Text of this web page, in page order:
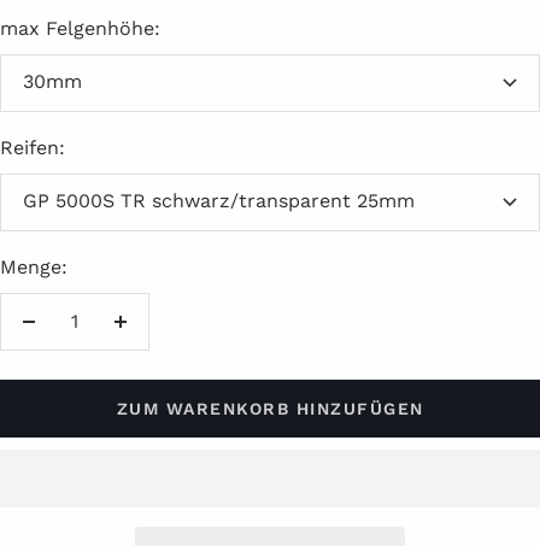
max Felgenhöhe:
30mm
Reifen:
GP 5000S TR schwarz/transparent 25mm
Menge:
ZUM WARENKORB HINZUFÜGEN